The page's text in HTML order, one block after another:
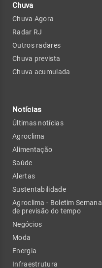
Chuva
Chuva Agora
Radar RJ
Outros radares
Chuva prevista
Chuva acumulada
Notícias
Últimas notícias
Agroclima
Alimentação
Saúde
Alertas
Sustentabilidade
Agroclima - Boletim Semanal
de previsão do tempo
Negócios
Moda
Energia
Infraestrutura